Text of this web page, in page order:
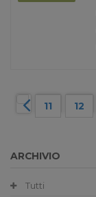
11 12
ARCHIVIO
Tutti